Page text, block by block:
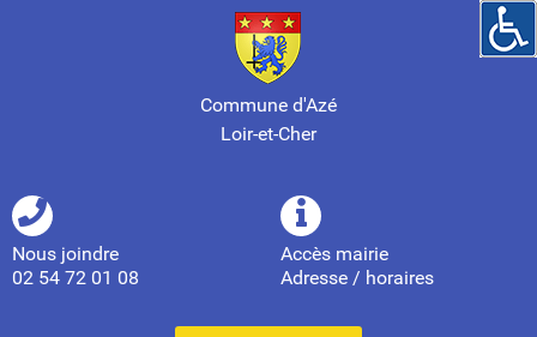
Commune d'Azé
Loir-et-Cher
Nous joindre
02 54 72 01 08
Accès mairie
Adresse / horaires